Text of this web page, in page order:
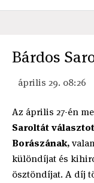
Bárdos
április 29. 08:26
Az április 27-én
Saroltát
Borászának,
különdíjat és
ösztöndíjat. A díj